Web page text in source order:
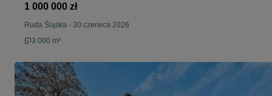
1 000 000 zł
Ruda Śląska - 30 czerwca 2026
3 000 m²